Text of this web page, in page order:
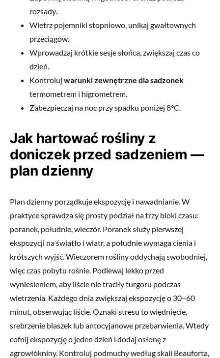
rozsady.
Wietrz pojemniki stopniowo, unikaj gwałtownych
przeciągów.
Wprowadzaj krótkie sesje słońca, zwiększaj czas co
dzień.
Kontroluj warunki zewnętrzne dla sadzonek
termometrem i higrometrem.
Zabezpieczaj na noc przy spadku poniżej 8°C.
Jak hartować rośliny z
doniczek przed sadzeniem —
plan dzienny
Plan dzienny porządkuje ekspozycję i nawadnianie. W
praktyce sprawdza się prosty podział na trzy bloki czasu:
poranek, południe, wieczór. Poranek służy pierwszej
ekspozycji na światło i wiatr, a południe wymaga cienia i
krótszych wyjść. Wieczorem rośliny oddychają swobodniej,
więc czas pobytu rośnie. Podlewaj lekko przed
wyniesieniem, aby liście nie traciły turgoru podczas
wietrzenia. Każdego dnia zwiększaj ekspozycję o 30–60
minut, obserwując liście. Oznaki stresu to więdnięcie,
srebrzenie blaszek lub antocyjanowe przebarwienia. Wtedy
cofnij ekspozycję o jeden dzień i dodaj osłonę z
agrowłókniny. Kontroluj podmuchy według skali Beauforta,